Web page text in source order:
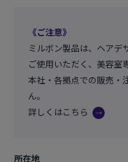
《ご注意》
ミルボン製品は、ヘアデ
ご使用いただく、美容室
本社・各拠点での販売・
ん。
詳しくはこちら
所在地